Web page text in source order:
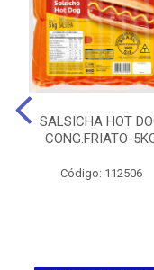
SALSICHA HOT
CONG.FRIATO-
Código: 112506